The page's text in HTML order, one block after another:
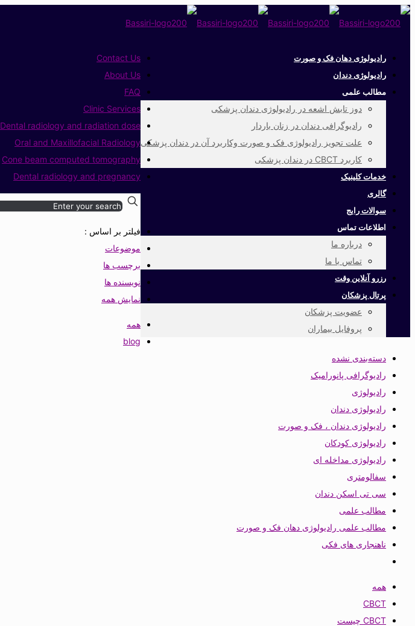
رادیولوژی دهان فک و صورت
رادیولوژی دندان
مطالب علمی
دوز تابش اشعه در رادیولوژی دندان پزشکی
رادیوگرافی دندان در زنان باردار
علت تجویز رادیولوژی فک و صورت وکاربرد آن در دندان پزشکی
کاربرد CBCT در دندان پزشکی
خدمات کلینیک
گالری
سوالات رایج
اطلاعات تماس
درباره ما
تماس با ما
رزرو آنلاین وقت
پرتال پزشکان
عضویت پزشکان
پروفایل بیماران
Contact Us
About Us
FAQ
Clinic Services
Dental radiology and radiation dose
Oral and Maxillofacial Radiology
Cone beam computed tomography
Dental radiology and pregnancy
فیلتر بر اساس :
موضوعات
برچسب ها
نویسنده ها
نمایش همه
همه
blog
دسته‌بندی نشده
رادیوگرافی پانورامیک
رادیولوژی
رادیولوژی دندان
رادیولوژی دندان ، فک و صورت
رادیولوژی کودکان
رادیولوژی مداخله ای
سفالومتری
سی تی اسکن دندان
مطالب علمی
مطالب علمی رادیولوژی دهان فک و صورت
ناهنجاری های فکی
همه
CBCT
CBCT چیست